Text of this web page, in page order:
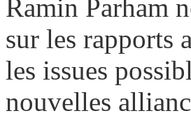
Ramin Parham
sur les rapports
les issues
nouvelles